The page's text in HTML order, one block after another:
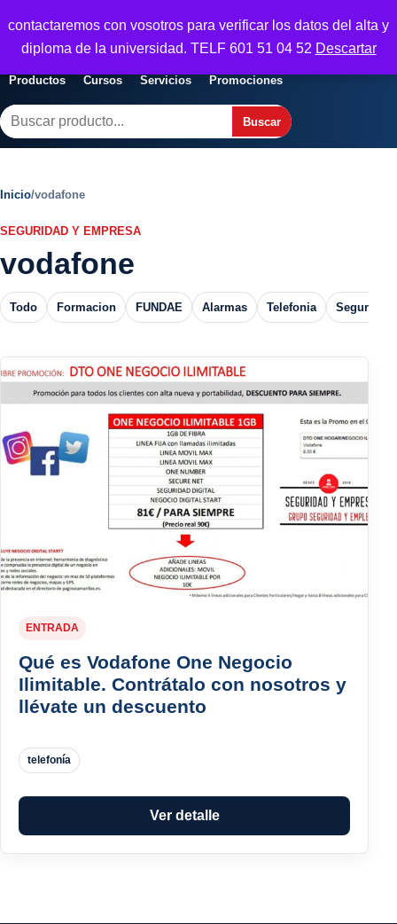
contactaremos con vosotros para verificar los datos del alta y
diploma de la universidad. TELF 601 51 04 52 Descartar
Seguridad y Empresa
empresas
Abrir menu
Productos Cursos Servicios Promociones
Buscar
Buscar
Inicio/vodafone
SEGURIDAD Y EMPRESA
vodafone
Todo Formacion FUNDAE Alarmas Telefonia Seguros
ENTRADA
Qué es Vodafone One Negocio
Ilimitable. Contrátalo con nosotros y
llévate un descuento
telefonía
Ver detalle